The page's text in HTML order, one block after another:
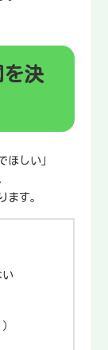
決
ほしい」
ます。
い